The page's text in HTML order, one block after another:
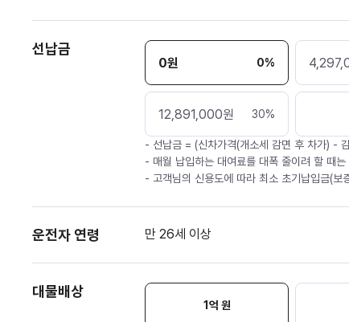
선납금
0원 0%
12,891,000원 30%
- 선납금 = (신차가격(개소세 감면 후 차가) -
- 매월 납입하는 대여료를 대폭 줄이려 할 때
- 고객님의 신용도에 따라 최소 초기납입금(보
운전자 연령 만 26세 이상
대물배상
1억 원